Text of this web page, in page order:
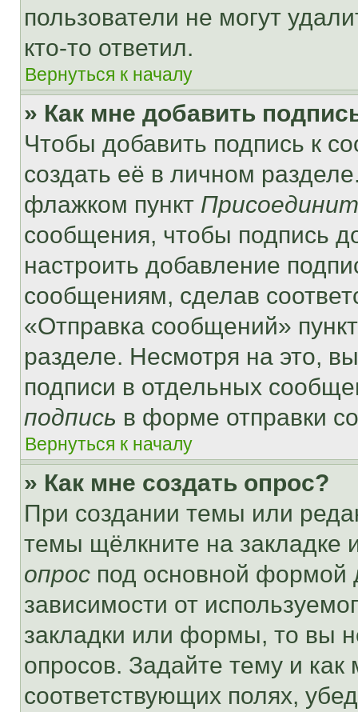
пользователи не могут
кто-то ответил.
Вернуться к началу
» Как мне добавить
Чтобы добавить подпись к
создать её в личном
флажком пункт
сообщения, чтобы подпись
настроить добавление
сообщениям, сделав
«Отправка сообщений»
разделе. Несмотря на это,
подписи в отдельных
подпись в форме отправки
Вернуться к началу
» Как мне создать опрос?
При создании темы или
темы щёлкните на
опрос под основной формой
зависимости от
закладки или формы, то вы
опросов. Задайте тему и
соответствующих полях,